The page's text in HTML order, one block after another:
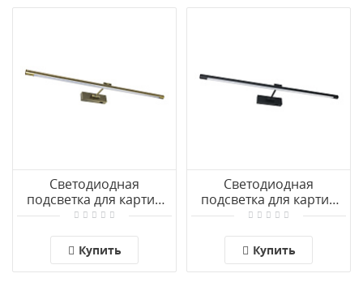
Светодиодная
подсветка для картин
Arte Lamp HARRISON
Купить
Светодиодная
подсветка для картин
Arte Lamp HARRISON
Купить